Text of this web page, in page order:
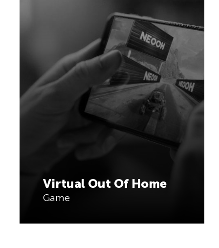
Virtual Out Of Home
Game